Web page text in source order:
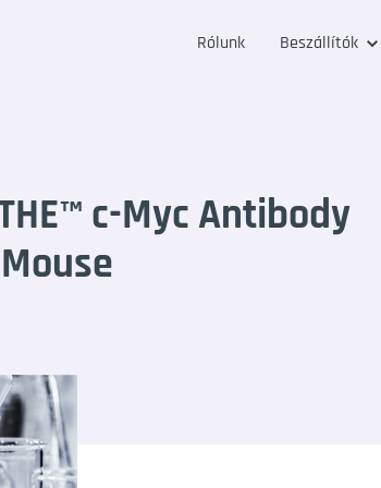
Rólunk Beszállítók
c-Myc Antibody